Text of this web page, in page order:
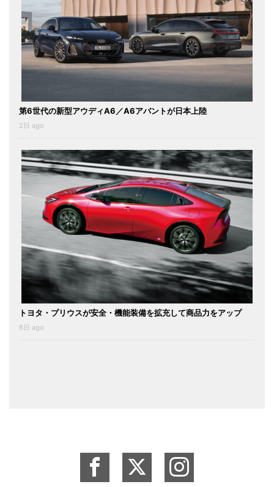
第6世代の新型アウディA6／A6アバントが日本上陸
2日 ago
トヨタ・プリウスが安全・機能装備を拡充して商品力をアップ
6日 ago